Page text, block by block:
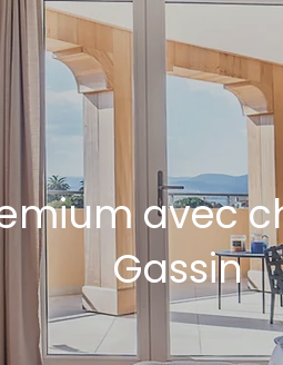
avec
Gassin